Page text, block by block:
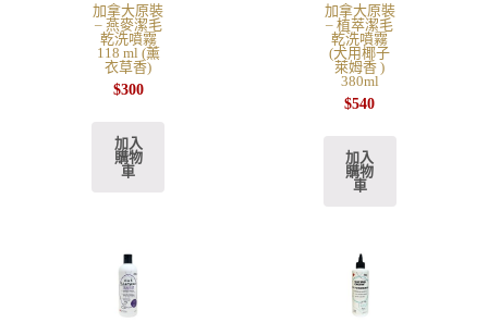
加拿大原裝
– 燕麥潔毛
乾洗噴霧
118 ml (薰
衣草香)
$300
加入
購物
車
加拿大原裝
– 植萃潔毛
乾洗噴霧
(犬用椰子
萊姆香 )
380ml
$540
加入
購物
車